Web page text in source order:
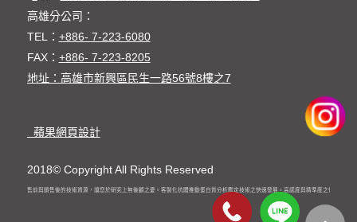
高雄分公司：
TEL： +886- 7-223-6080
FAX： +886- 7-223-8205
地址：高雄市新興區民生一路56號8樓之7
蘋果網頁設計
2018© Copyright All Rights Reserved
整的銷售前與銷售後的技術資源，讓您於研究上無後顧之憂。客製化抗體推動蛋白質分析鑑定技術之快速發展。高感度與精準度之儀器發表